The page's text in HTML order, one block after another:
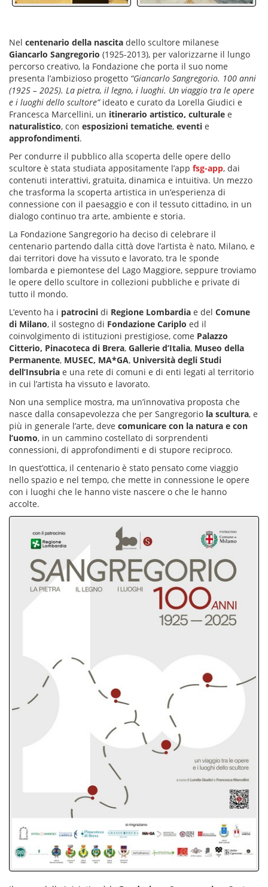
Nel centenario della nascita dello scultore milanese
Giancarlo Sangregorio (1925-2013), per valorizzarne il lungo
percorso creativo, la Fondazione che porta il suo nome
presenta l’ambizioso progetto “Giancarlo Sangregorio. 100 anni
(1925 – 2025). La pietra, il legno, i luoghi. Un viaggio tra le opere
e i luoghi dello scultore”ideato e curato da Lorella Giudici e
Francesca Marcellini, un itinerario artistico, culturale e
naturalistico, con esposizioni tematiche, eventi e
approfondimenti.
Per condurre il pubblico alla scoperta delle opere dello
scultore è stata studiata appositamente l’app fsg-app, dai
contenuti interattivi, gratuita, dinamica e intuitiva. Un mezzo
che trasforma la scoperta artistica in un’esperienza di
connessione con il paesaggio e con il tessuto cittadino, in un
dialogo continuo tra arte, ambiente e storia.
La Fondazione Sangregorio ha deciso di celebrare il
centenario partendo dalla città dove l’artista è nato, Milano, e
dai territori dove ha vissuto e lavorato, tra le sponde
lombarda e piemontese del Lago Maggiore, seppure troviamo
le opere dello scultore in collezioni pubbliche e private di
tutto il mondo.
L’evento ha i patrocini di Regione Lombardia e del Comune
di Milano, il sostegno di Fondazione Cariplo ed il
coinvolgimento di istituzioni prestigiose, come Palazzo
Citterio, Pinacoteca di Brera, Gallerie d’Italia, Museo della
Permanente, MUSEC, MA*GA, Università degli Studi
dell’Insubria e una rete di comuni e di enti legati al territorio
in cui l’artista ha vissuto e lavorato.
Non una semplice mostra, ma un’innovativa proposta che
nasce dalla consapevolezza che per Sangregorio la scultura, e
più in generale l’arte, deve comunicare con la natura e con
l’uomo, in un cammino costellato di sorprendenti
connessioni, di approfondimenti e di stupore reciproco.
In quest’ottica, il centenario è stato pensato come viaggio
nello spazio e nel tempo, che mette in connessione le opere
con i luoghi che le hanno viste nascere o che le hanno
accolte.